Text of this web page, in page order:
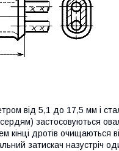
від 5,1 до 17,5 мм і
застосовуються
дротів очищаються
затискач назустріч